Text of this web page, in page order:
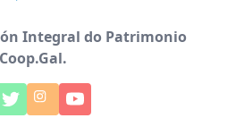
Integral do Patrimonio